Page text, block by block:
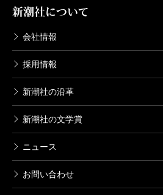
新潮社について
会社情報
採用情報
新潮社の沿革
新潮社の文学賞
ニュース
お問い合わせ